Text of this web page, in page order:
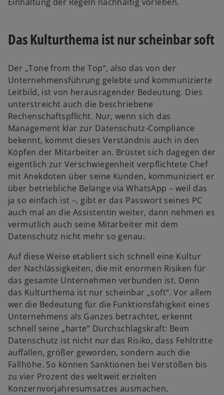
Das Kulturthema ist nur scheinbar soft
Der „Tone from the Top“, also das von der
Unternehmensführung gelebte und kommunizierte
Leitbild, ist von herausragender Bedeutung. Dies
unterstreicht auch die beschriebene
Rechenschaftspflicht. Nur, wenn sich das
Management klar zur Datenschutz-Compliance
bekennt, kommt dieses Verständnis auch in den
Köpfen der Mitarbeiter an. Brüstet sich dagegen der
eigentlich zur Verschwiegenheit verpflichtete Chef
mit Anekdoten über seine Kunden, kommuniziert er
über betriebliche Belange via WhatsApp – weil das
ja so einfach ist –, gibt er das Passwort seines PC
auch mal an die Assistentin weiter, dann nehmen es
vermutlich auch seine Mitarbeiter mit dem
Datenschutz nicht mehr so genau.
Auf diese Weise etabliert sich schnell eine Kultur
der Nachlässigkeiten, die mit enormen Risiken für
das gesamte Unternehmen verbunden ist. Denn
das Kulturthema ist nur scheinbar „soft“. Vor allem
wer die Bedeutung für die Funktionsfähigkeit eines
Unternehmens als Ganzes betrachtet, erkennt
schnell seine „harte“ Durchschlagskraft: Beim
Datenschutz ist nicht nur das Risiko, dass Fehltritte
auffallen, größer geworden, sondern auch die
Fallhöhe. So können Sanktionen bei Verstößen bis
zu vier Prozent des weltweit erzielten
Konzernvorjahresumsatzes ausmachen.